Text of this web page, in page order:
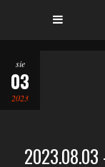
sie
03
2023
2023.08.03